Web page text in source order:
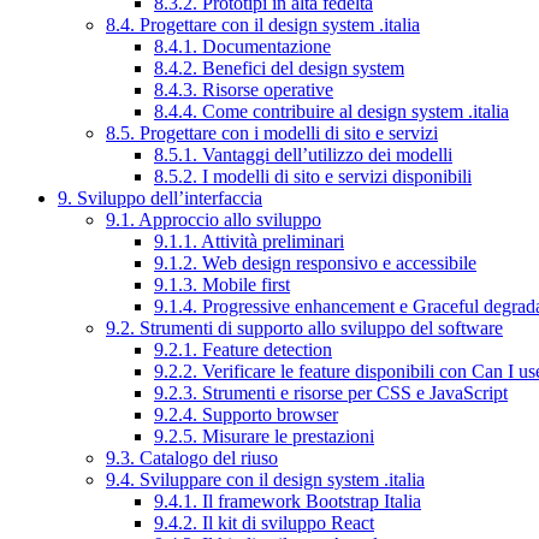
8.4. Progettare con il design system .italia
8.4.1. Documentazione
8.4.2. Benefici del design system
8.4.3. Risorse operative
8.4.4. Come contribuire al design system .italia
8.5. Progettare con i modelli di sito e servizi
8.5.1. Vantaggi dell’utilizzo dei modelli
8.5.2. I modelli di sito e servizi disponibili
9. Sviluppo dell’interfaccia
9.1. Approccio allo sviluppo
9.1.1. Attività preliminari
9.1.2. Web design responsivo e accessibile
9.1.3. Mobile first
9.1.4. Progressive enhancement e Graceful
9.2. Strumenti di supporto allo sviluppo del software
9.2.1. Feature detection
9.2.2. Verificare le feature disponibili con Can I
9.2.3. Strumenti e risorse per CSS e JavaScript
9.2.4. Supporto browser
9.2.5. Misurare le prestazioni
9.3. Catalogo del riuso
9.4. Sviluppare con il design system .italia
9.4.1. Il framework Bootstrap Italia
9.4.2. Il kit di sviluppo React